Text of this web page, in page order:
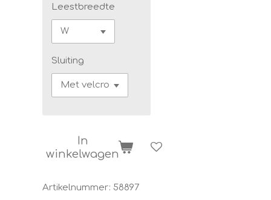
Leestbreedte
Sluiting
In
winkelwagen
Artikelnummer: 58897